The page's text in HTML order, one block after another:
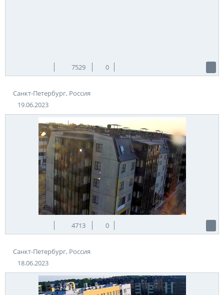
7529 0
Санкт-Петербург, Россия
19.06.2023
4713 0
Санкт-Петербург, Россия
18.06.2023